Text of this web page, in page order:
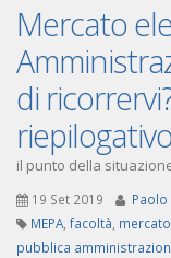
Mercato
di
riepilogativo
il punto della
19 Set 2019
Paolo
MEPA facoltà
pubblica